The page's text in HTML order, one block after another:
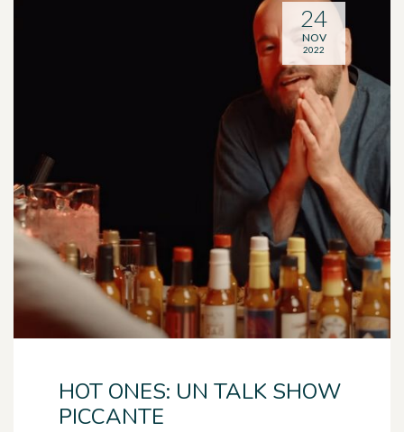
HOT ONES: UN TALK SHOW
PICCANTE
24
NOV
2022